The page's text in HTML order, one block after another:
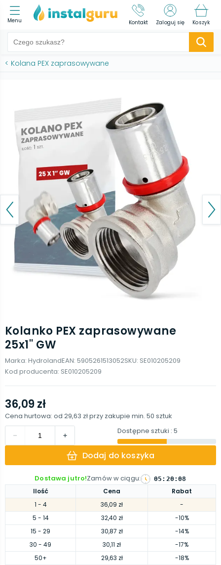
Menu Kontakt Zaloguj się Koszyk
< Kolana PEX zaprasowywane
Kolanko PEX zaprasowywane
25x1'' GW
Marka: HydrolandEAN: 5905261513052SKU: SE010205209
Kod producenta: SE010205209
Ilość Cena
Rabat
1 - 4 36,09 zł
-
5 - 14 32,40 zł
-10%
15 - 29 30,87 zł
-14%
30 - 49 30,11 zł
-17%
50+ 29,63 zł -18%
36,09 zł
Cena hurtowa: od 29,63 złprzy zakupie min. 50 sztuk
Dostępne sztuki : 5
Dodaj do koszyka
Dostawa jutro!Zamów w ciągu: 05 : 20 :07